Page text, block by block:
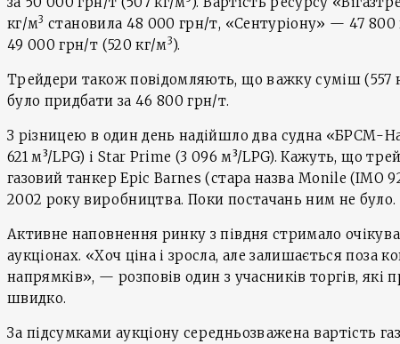
кг/м3 становила 48 000 грн/т, «Сентуріону» — 47 800
49 000 грн/т (520 кг/м3).
Трейдери також повідомляють, що важку суміш (557
було придбати за 46 800 грн/т.
З різницею в один день надійшло два судна «БРСМ-
621 м³/LPG) і Star Prime (3 096 м³/LPG). Кажуть, що
газовий танкер Epic Barnes (стара назва Monile (IMO
2002 року виробництва. Поки постачань ним не було.
Активне наповнення ринку з півдня стримало
аукціонах. «Хоч ціна і зросла, але залишається поза
напрямків», — розповів один з учасників торгів, які
швидко.
За підсумками аукціону середньозважена вартість